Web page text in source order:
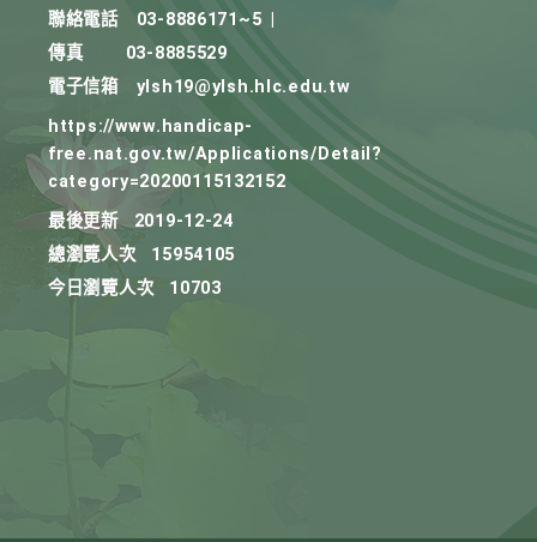
聯絡電話
03-8886171~5
傳真
03-8885529
電子信箱
ylsh19@ylsh.hlc.edu.tw
https://www.handicap-
free.nat.gov.tw/Applications/Detail?
category=20200115132152
最後更新
2019-12-24
總瀏覽人次
15954105
今日瀏覽人次
10703